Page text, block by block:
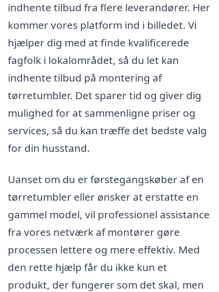
indhente tilbud fra flere leverandører. Her
kommer vores platform ind i billedet. Vi
hjælper dig med at finde kvalificerede
fagfolk i lokalområdet, så du let kan
indhente tilbud på montering af
tørretumbler. Det sparer tid og giver dig
mulighed for at sammenligne priser og
services, så du kan træffe det bedste valg
for din husstand.
Uanset om du er førstegangskøber af en
tørretumbler eller ønsker at erstatte en
gammel model, vil professionel assistance
fra vores netværk af montører gøre
processen lettere og mere effektiv. Med
den rette hjælp får du ikke kun et
produkt, der fungerer som det skal, men